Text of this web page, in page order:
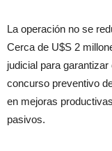
La operación no se
Cerca de U$S 2
judicial para
concurso preventivo
en mejoras
pasivos.